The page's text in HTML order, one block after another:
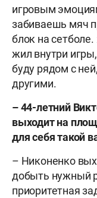
игровым
забиваешь мяч
блок на
жил внутри
буду рядом с
другими.
– 44-летний
выходит на
для себя такой
– Никоненко
добыть нужный
приоритетная